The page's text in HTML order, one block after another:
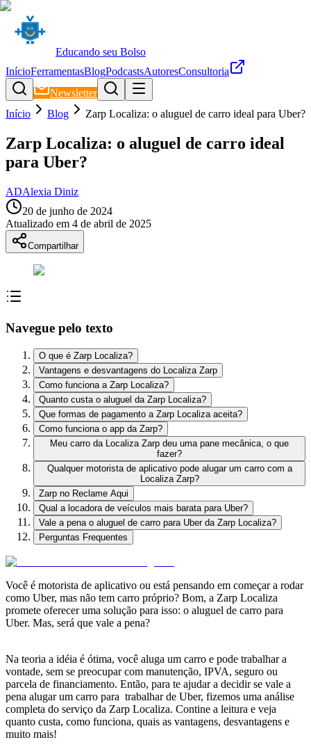
Educando seu Bolso
InícioFerramentasBlogPodcastsAutoresConsultoria
Newsletter
Início
Blog Zarp Localiza: o aluguel de carro ideal para Uber?
Zarp Localiza: o aluguel de carro ideal
para Uber?
ADAlexia Diniz
20 de junho de 2024
Atualizado em 4 de abril de 2025
Compartilhar
Navegue pelo texto
O que é Zarp Localiza?
Vantagens e desvantagens do Localiza Zarp
Como funciona a Zarp Localiza?
Quanto custa o aluguel da Zarp Localiza?
Que formas de pagamento a Zarp Localiza aceita?
Como funciona o app da Zarp?
Meu carro da Localiza Zarp deu uma pane mecânica, o que
fazer?
Qualquer motorista de aplicativo pode alugar um carro com a
Localiza Zarp?
Zarp no Reclame Aqui
Qual a locadora de veículos mais barata para Uber?
Vale a pena o aluguel de carro para Uber da Zarp Localiza?
Perguntas Frequentes
Você é motorista de aplicativo ou está pensando em começar a rodar
como Uber, mas não tem carro próprio? Bom, a Zarp Localiza
promete oferecer uma solução para isso: o aluguel de carro para
Uber. Mas, será que vale a pena?
Na teoria a idéia é ótima, você aluga um carro e pode trabalhar a
vontade, sem se preocupar com manutenção, IPVA, seguro ou
parcela de financiamento. Então, para te ajudar a decidir se vale a
pena alugar um carro para trabalhar de Uber, fizemos uma análise
completa do serviço da Zarp Localiza. Contine a leitura e veja
quanto custa, como funciona, quais as vantagens, desvantagens e
muito mais!